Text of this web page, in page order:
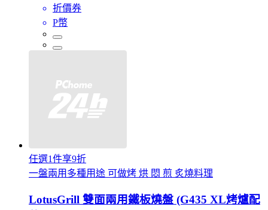
折價券
P幣
任選1件享9折
一盤兩用多種用途 可做烤 烘 悶 煎 炙燒料理
LotusGrill 雙面兩用鐵板燒盤 (G435 XL烤爐配